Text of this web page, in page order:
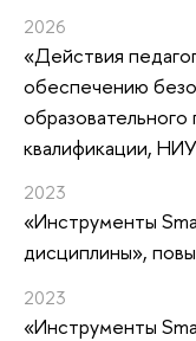
2026
«Действия
обеспечению
квалификации,
2023
«Инструменты
дисциплины»,
2023
«Инструменты